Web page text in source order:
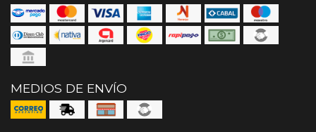
MEDIOS DE ENVÍO